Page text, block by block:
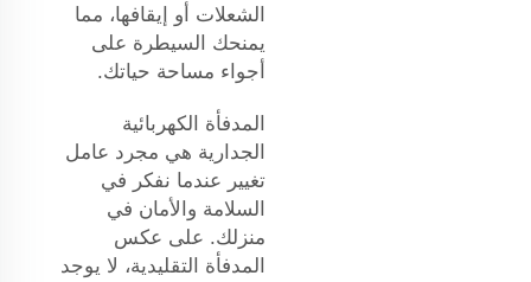
الشعلات أو إيقافها، مما
يمنحك السيطرة على
أجواء مساحة حياتك.
المدفأة الكهربائية
الجدارية هي مجرد عامل
تغيير عندما نفكر في
السلامة والأمان في
منزلك. على عكس
المدفأة التقليدية، لا يوجد